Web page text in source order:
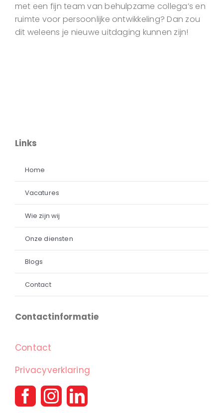
met een fijn team van behulpzame collega’s en
ruimte voor persoonlijke ontwikkeling? Dan zou
dit weleens je nieuwe uitdaging kunnen zijn!
Links
Home
Vacatures
Wie zijn wij
Onze diensten
Blogs
Contact
Contactinformatie
Contact
Privacyverklaring